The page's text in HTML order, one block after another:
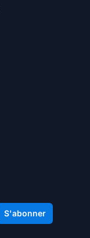
S'abonner